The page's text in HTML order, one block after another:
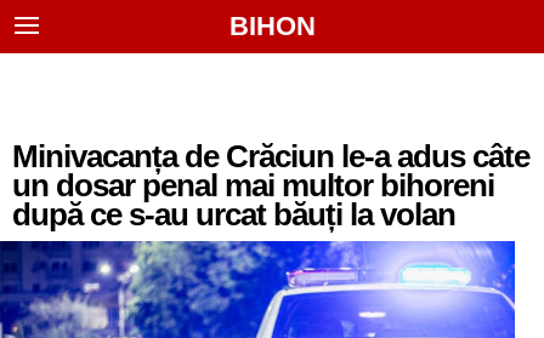
BIHON
Minivacanța de Crăciun le-a adus câte
un dosar penal mai multor bihoreni
după ce s-au urcat băuți la volan